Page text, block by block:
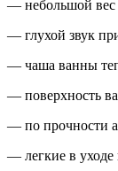
— небольшой вес
— глухой звук
— чаша ванны
— поверхность
— по прочности
— легкие в уходе